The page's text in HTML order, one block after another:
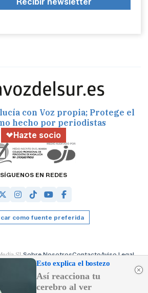
con Voz propia; Protege el
hecho por periodistas
Hazte socio
SÍGUENOS EN REDES
como fuente preferida
SLSobre NosotrosContactoAviso Legal
Desarrollado porOA Cloud
Esto explica el bostezo
Así reacciona tu
cerebro al ver